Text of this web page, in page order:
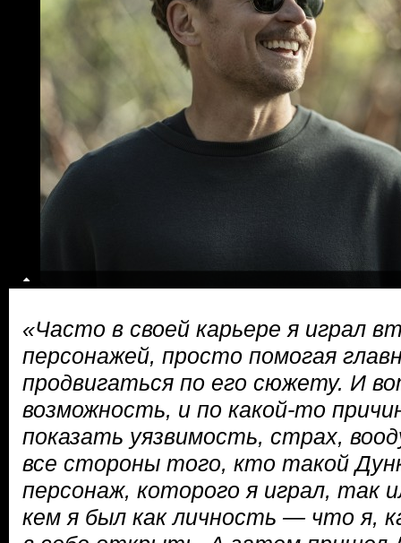
«Часто в своей карьере я играл
персонажей, просто помогая
продвигаться по его сюжету. И
возможность, и по какой-то
показать уязвимость, страх,
все стороны того, кто такой
персонаж, которого я играл, так
кем я был как личность — что я,